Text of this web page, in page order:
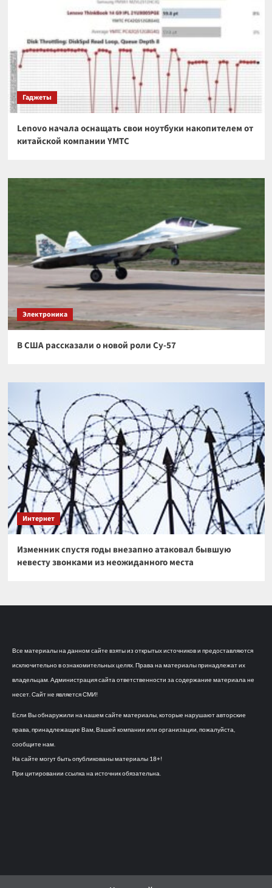
Гаджеты
Lenovo начала оснащать свои ноутбуки накопителем от
китайской компании YMTC
Электроника
В США рассказали о новой роли Су-57
Интернет
Изменник спустя годы внезапно атаковал бывшую
невесту звонками из неожиданного места
Все материалы на данном сайте взяты из открытых источников и предоставляются
исключительно в ознакомительных целях. Права на материалы принадлежат их
владельцам. Администрация сайта ответственности за содержание материала не
несет. Сайт не является СМИ!
Если Вы обнаружили на нашем сайте материалы, которые нарушают авторские
права, принадлежащие Вам, Вашей компании или организации, пожалуйста,
сообщите нам.
На сайте могут быть опубликованы материалы 18+!
При цитировании ссылка на источник обязательна.